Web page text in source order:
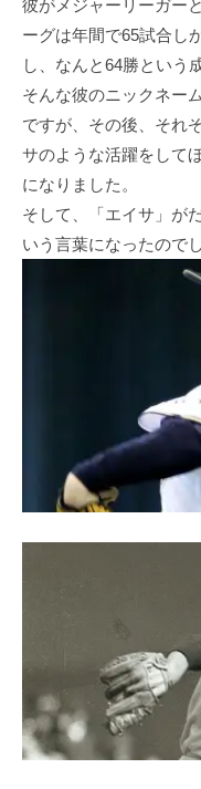
彼がメジャーリーガー
ーグは年間で65試合し
し、なんと64勝という
そんな彼のニックネー
ですが、その後、それ
サのような活躍をして
になりました。
そして、「エイサ」が
いう言葉になったのでし